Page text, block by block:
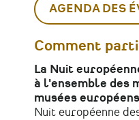
AGENDA DES
Comment
La Nuit
à l'ensemble des
musées
Nuit européenne